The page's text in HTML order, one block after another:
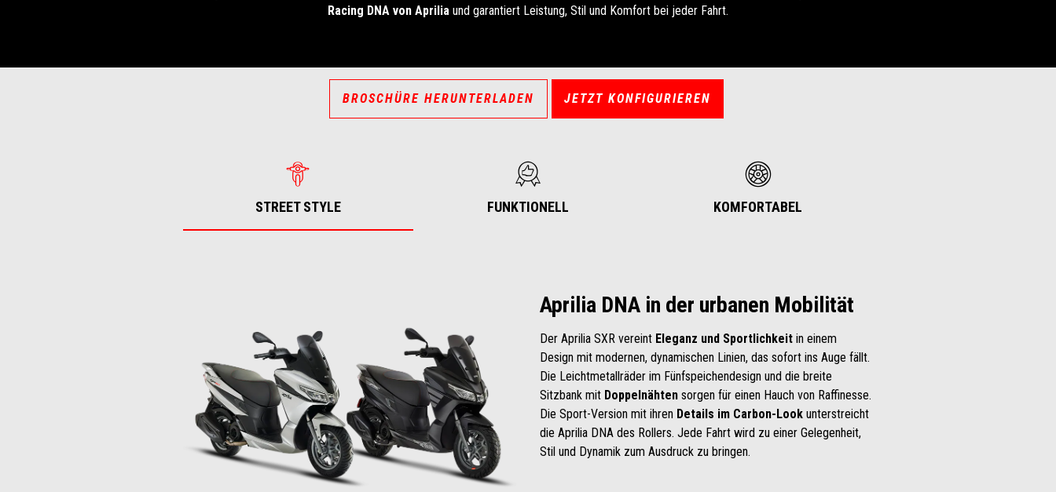
Racing DNA von Apriliaund garantiert Leistung, Stil und Komfort bei jeder Fahrt.
BROSCHÜRE HERUNTERLADEN JETZT KONFIGURIEREN
STREET STYLE FUNKTIONELL KOMFORTABEL
Aprilia DNA in der urbanen Mobilität
Der Aprilia SXR vereint Eleganz und Sportlichkeit in einem
Design mit modernen, dynamischen Linien, das sofort ins Auge fällt.
Die Leichtmetallräder im Fünfspeichendesign und die breite
Sitzbank mit Doppelnähten sorgen für einen Hauch von Raffinesse.
Die Sport-Version mit ihren Details im Carbon-Look unterstreicht
die Aprilia DNA des Rollers. Jede Fahrt wird zu einer Gelegenheit,
Stil und Dynamik zum Ausdruck zu bringen.